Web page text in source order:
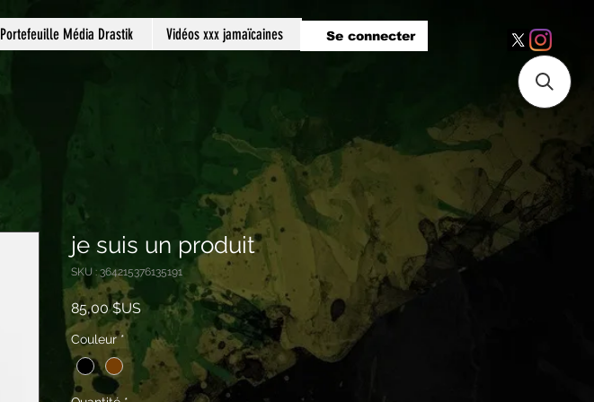
Portefeuille Média Drastik Vidéos xxx jamaïcaines Se connecter
je suis un produit
SKU : 364215376135191
85,00 $USPrix
Couleur *